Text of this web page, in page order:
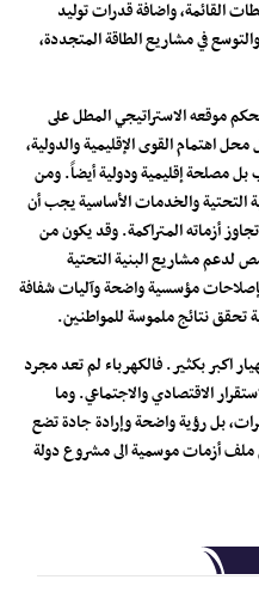
القائمة، واضافة قدرات توليد
في مشاريع الطاقة المتجددة،
موقعه الاستراتيجي المطل على
اهتمام القوى الإقليمية والدولية،
مصلحة إقليمية ودولية أيضاً. ومن
التحتية والخدمات الأساسية يجب أن
أزماته المتراكمة. وقد يكون من
لدعم مشاريع البنية التحتية
مؤسسية واضحة وآليات شفافة
تحقق نتائج ملموسة للمواطنين.
اكبر بكثير. فالكهرباء لم تعد مجرد
الاقتصادي والاجتماعي. وما
بل رؤية واضحة وإرادة جادة تضع
ملف أزمات موسمية الى مشروع دولة